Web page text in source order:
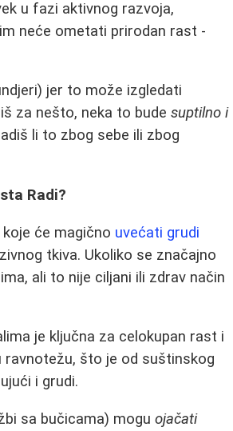
u fazi aktivnog razvoja,
neće ometati prirodan rast -
jer to može izgledati
za nešto, neka to budesuptilno i
li to zbog sebe ili zbog
Radi?
će magično uvećati grudi
tkiva. Ukoliko se značajno
ali to nije ciljani ili zdrav način
je ključna za celokupan rast i
ravnotežu, što je od suštinskog
i grudi.
sa bučicama) moguojačati